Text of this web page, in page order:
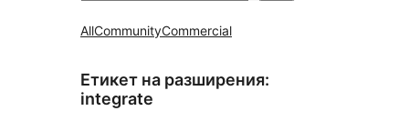
AllCommunityCommercial
Етикет на разширения:
integrate